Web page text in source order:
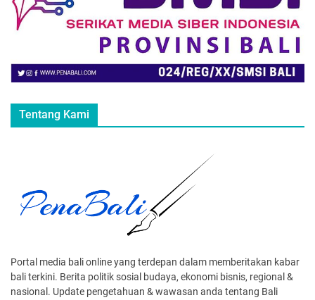
Tentang Kami
Portal media bali online yang terdepan dalam memberitakan kabar
bali terkini. Berita politik sosial budaya, ekonomi bisnis, regional &
nasional. Update pengetahuan & wawasan anda tentang Bali